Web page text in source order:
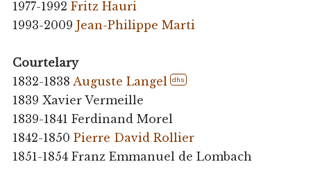
1977-1992 Fritz Hauri
1993-2009 Jean-Philippe Marti
Courtelary
1832-1838 Auguste Langel dhs
1839 Xavier Vermeille
1839-1841 Ferdinand Morel
1842-1850 Pierre David Rollier
1851-1854 Franz Emmanuel de Lombach